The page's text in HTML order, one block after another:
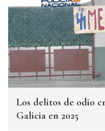
Los delitos de odio
Galicia en 2025